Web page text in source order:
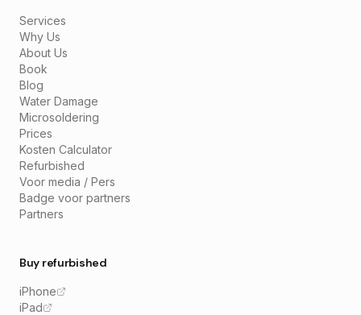
Services
Why Us
About Us
Book
Blog
Water Damage
Microsoldering
Prices
Kosten Calculator
Refurbished
Voor media / Pers
Badge voor partners
Partners
Buy refurbished
iPhone
iPad